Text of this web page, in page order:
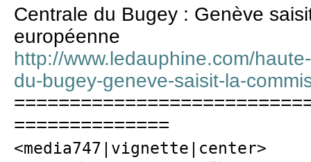
Centrale du Bugey : Genève
européenne
http://www.ledauphine.com/
du-bugey-geneve-saisit-la-
==============
<media747|vignette|center>